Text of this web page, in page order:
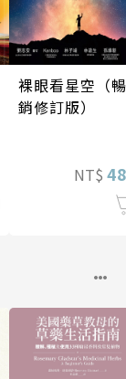
裸眼看星空（暢
銷修訂版）
NT$